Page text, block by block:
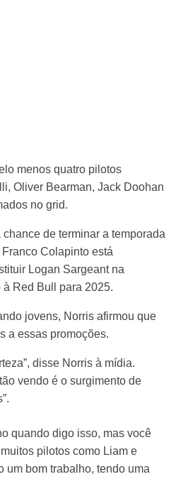
menos quatro pilotos
Oliver Bearman, Jack Doohan
no grid.
de terminar a temporada
Colapinto está
Logan Sargeant na
Red Bull para 2025.
jovens, Norris afirmou que
a essas promoções.
disse Norris à mídia.
vendo é o surgimento de
quando digo isso, mas você
pilotos como Liam e
um bom trabalho, tendo uma